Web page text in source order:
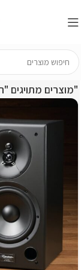
מוצרים מתויגים "רמקולים מוגברים"